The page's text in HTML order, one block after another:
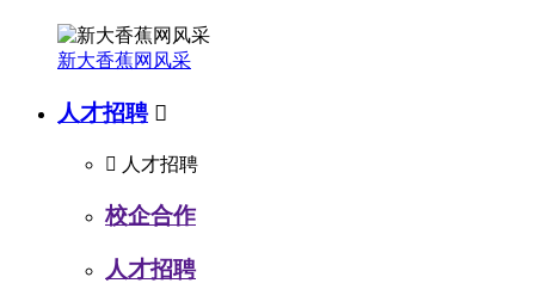
新大香蕉网风采
人才招聘 
 人才招聘
校企合作
人才招聘